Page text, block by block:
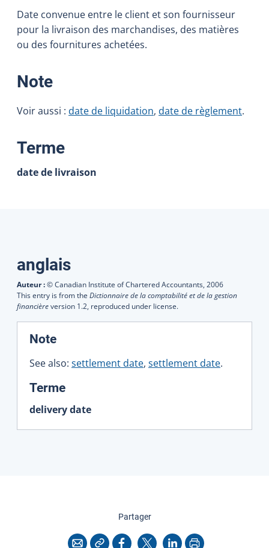
Date convenue entre le client et son fournisseur
pour la livraison des marchandises, des matières
ou des fournitures achetées.
Note:
Voir aussi : date de liquidation, date de règlement.
Terme:
date de livraison
Traductions
anglais
Auteur :© Canadian Institute of Chartered Accountants, 2006
This entry is from the Dictionnaire de la comptabilité et de la gestion
financièreversion 1.2, reproduced under license.
Note:
See also: settlement date, settlement date.
Terme:
delivery date
Partagercette page
CourrielCopier l'adresse
Facebook
X LinkedInImprimer